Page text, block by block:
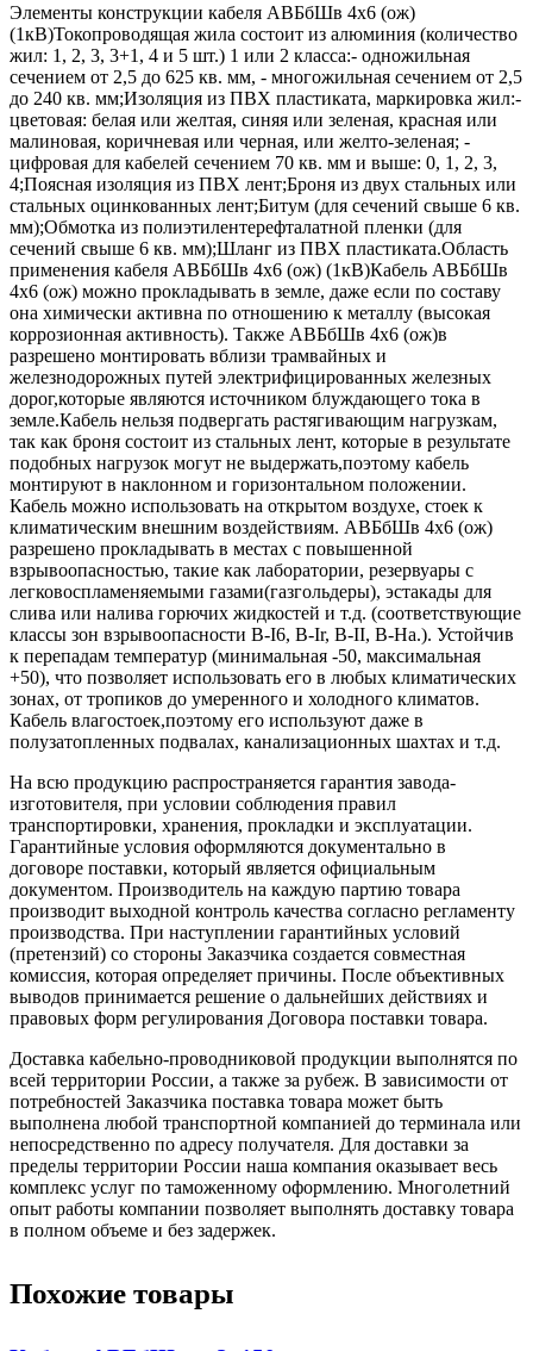
Элементы конструкции кабеля АВБбШв 4х6 (ож)
(1кВ)Токопроводящая жила состоит из алюминия (количество
жил: 1, 2, 3, 3+1, 4 и 5 шт.) 1 или 2 класса:- одножильная
сечением от 2,5 до 625 кв. мм, - многожильная сечением от 2,5
до 240 кв. мм;Изоляция из ПВХ пластиката, маркировка жил:-
цветовая: белая или желтая, синяя или зеленая, красная или
малиновая, коричневая или черная, или желто-зеленая; -
цифровая для кабелей сечением 70 кв. мм и выше: 0, 1, 2, 3,
4;Поясная изоляция из ПВХ лент;Броня из двух стальных или
стальных оцинкованных лент;Битум (для сечений свыше 6 кв.
мм);Обмотка из полиэтилентерефталатной пленки (для
сечений свыше 6 кв. мм);Шланг из ПВХ пластиката.Область
применения кабеля АВБбШв 4х6 (ож) (1кВ)Кабель АВБбШв
4х6 (ож) можно прокладывать в земле, даже если по составу
она химически активна по отношению к металлу (высокая
коррозионная активность). Также АВБбШв 4х6 (ож)в
разрешено монтировать вблизи трамвайных и
железнодорожных путей электрифицированных железных
дорог,которые являются источником блуждающего тока в
земле.Кабель нельзя подвергать растягивающим нагрузкам,
так как броня состоит из стальных лент, которые в результате
подобных нагрузок могут не выдержать,поэтому кабель
монтируют в наклонном и горизонтальном положении.
Кабель можно использовать на открытом воздухе, стоек к
климатическим внешним воздействиям. АВБбШв 4х6 (ож)
разрешено прокладывать в местах с повышенной
взрывоопасностью, такие как лаборатории, резервуары с
легковоспламеняемыми газами(газгольдеры), эстакады для
слива или налива горючих жидкостей и т.д. (соответствующие
классы зон взрывоопасности B-I6, B-Ir, B-II, В-На.). Устойчив
к перепадам температур (минимальная -50, максимальная
+50), что позволяет использовать его в любых климатических
зонах, от тропиков до умеренного и холодного климатов.
Кабель влагостоек,поэтому его используют даже в
полузатопленных подвалах, канализационных шахтах и т.д.
На всю продукцию распространяется гарантия завода-
изготовителя, при условии соблюдения правил
транспортировки, хранения, прокладки и эксплуатации.
Гарантийные условия оформляются документально в
договоре поставки, который является официальным
документом. Производитель на каждую партию товара
производит выходной контроль качества согласно регламенту
производства. При наступлении гарантийных условий
(претензий) со стороны Заказчика создается совместная
комиссия, которая определяет причины. После объективных
выводов принимается решение о дальнейших действиях и
правовых форм регулирования Договора поставки товара.
Доставка кабельно-проводниковой продукции выполнятся по
всей территории России, а также за рубеж. В зависимости от
потребностей Заказчика поставка товара может быть
выполнена любой транспортной компанией до терминала или
непосредственно по адресу получателя. Для доставки за
пределы территории России наша компания оказывает весь
комплекс услуг по таможенному оформлению. Многолетний
опыт работы компании позволяет выполнять доставку товара
в полном объеме и без задержек.
Похожие товары